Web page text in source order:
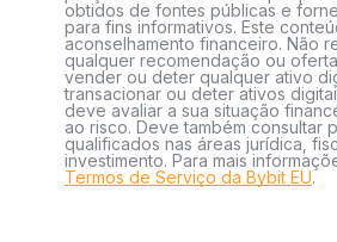
obtidos de fontes públicas e
para fins informativos. Este
aconselhamento financeiro. Não
qualquer recomendação ou
vender ou deter qualquer ativo
transacionar ou deter ativos
deve avaliar a sua situação
ao risco. Deve também consultar
qualificados nas áreas jurídica,
investimento. Para mais
Termos de Serviço da Bybit EU.